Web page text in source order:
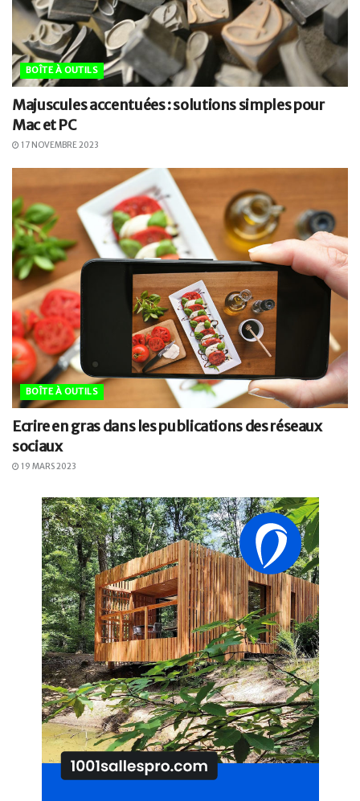
BOÎTE À OUTILS
Majuscules accentuées : solutions simples pour
Mac et PC
17 NOVEMBRE 2023
BOÎTE À OUTILS
Ecrire en gras dans les publications des réseaux
sociaux
19 MARS 2023